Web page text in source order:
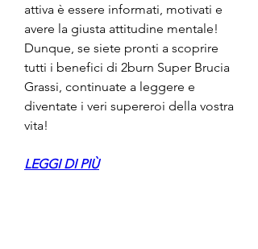
attiva è essere informati, motivati e
avere la giusta attitudine mentale!
Dunque, se siete pronti a scoprire
tutti i benefici di 2burn Super Brucia
Grassi, continuate a leggere e
diventate i veri supereroi della vostra
vita!
LEGGI DI PIÙ